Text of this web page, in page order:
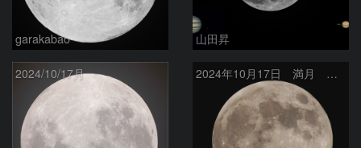
garakabao 山田昇
2024/10/17月 2024年10月17日 満月 スーパームーン